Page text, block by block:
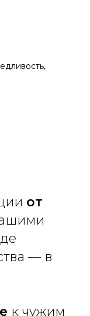
от
— в
к чужим